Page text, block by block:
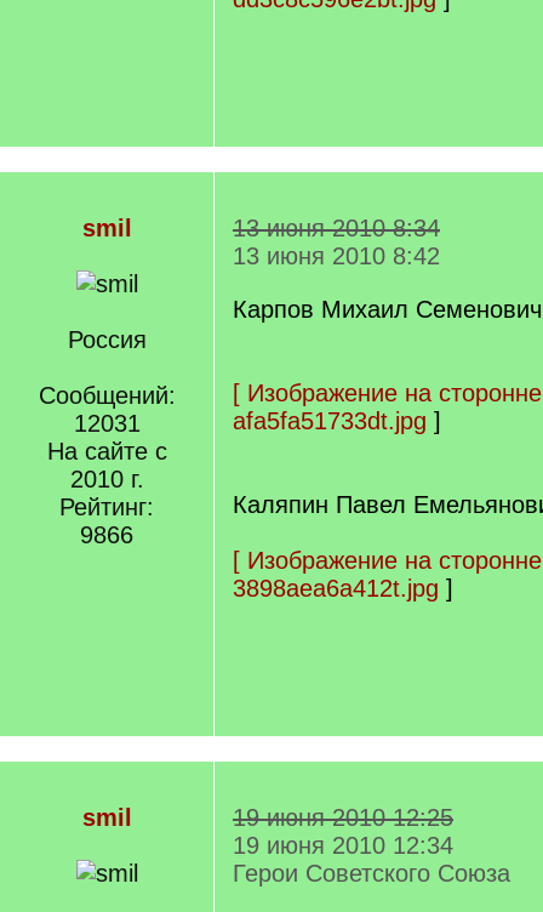
smil
Россия
Сообщений:
12031
На сайте с
2010 г.
Рейтинг:
9866
13 июня 2010 8:34
13 июня 2010 8:42
Карпов Михаил
[ Изображение на
afa5fa51733dt.jpg ]
Каляпин Павел
[ Изображение на
3898aea6a412t.jpg ]
smil
19 июня 2010 12:25
19 июня 2010 12:34
Герои Советского Союза